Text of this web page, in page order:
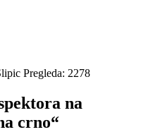
Pregleda: 2278
na
crno“